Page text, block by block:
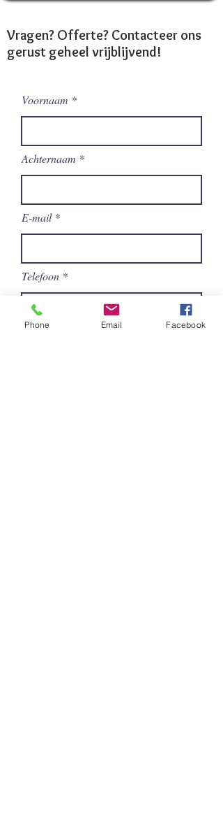
Vragen? Offerte? Contacteer ons
gerust geheel vrijblijvend!
Voornaam
Achternaam
E-mail
Telefoon
Phone Email Facebook